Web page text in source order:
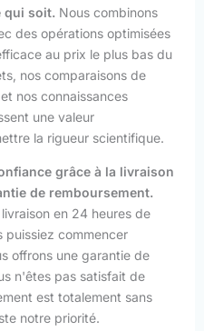
qui soit. Nous combinons
des opérations optimisées
au prix le plus bas du
nos comparaisons de
nos connaissances
une valeur
la rigueur scientifique.
grâce à la livraison
de remboursement.
en 24 heures de
commencer
offrons une garantie de
n'êtes pas satisfait de
est totalement sans
notre priorité.